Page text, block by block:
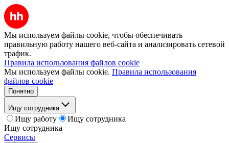
Мы используем файлы cookie, чтобы обеспечивать
правильную работу нашего веб-сайта и анализировать сетевой
трафик.
Правила использования файлов cookie
Мы используем файлы cookie. Правила использования
файлов cookie
Понятно
Ищу сотрудника
Ищу работу
Ищу сотрудника
Ищу сотрудника
Сервисы